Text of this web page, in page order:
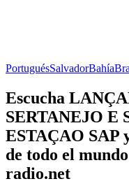
PortuguésSalvadorBahía
Escucha
SERTANEJO E
ESTAÇAO SAP
de todo el
radio.net